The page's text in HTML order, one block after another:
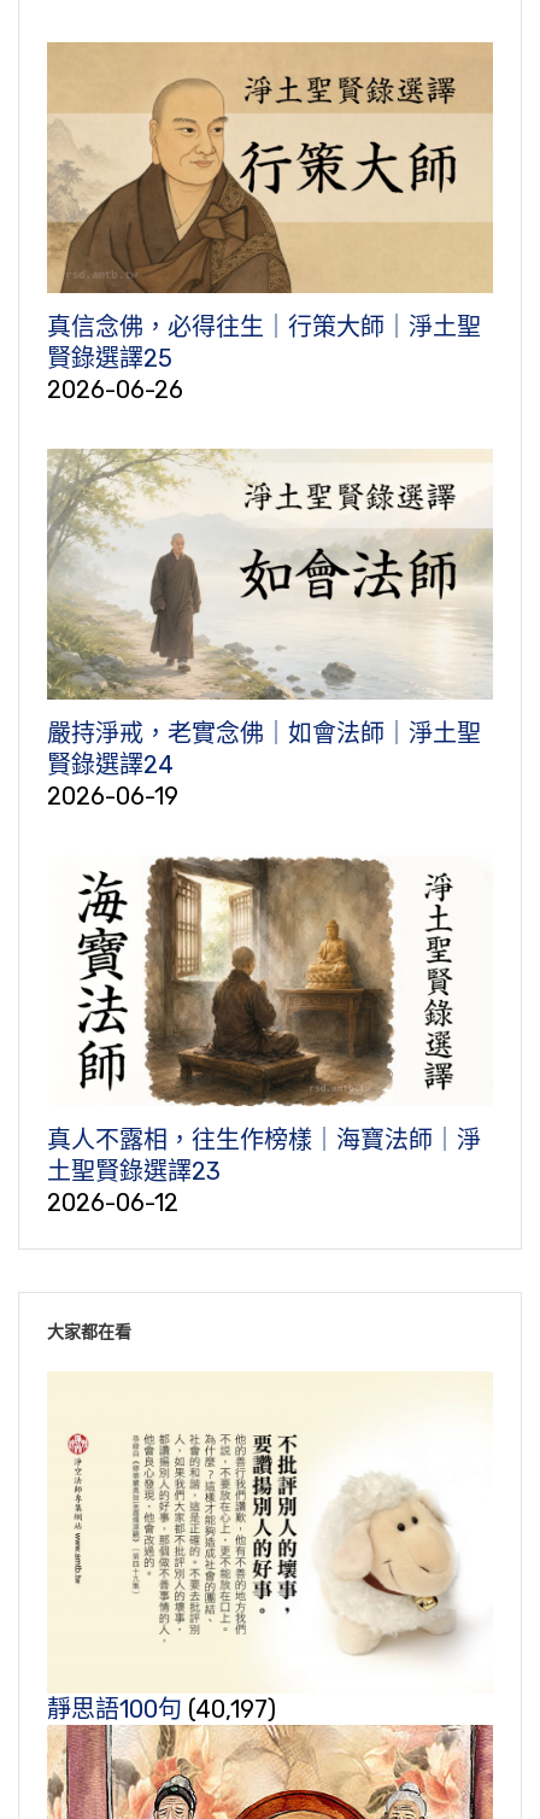
真信念佛，必得往生｜行策大師｜淨土聖
賢錄選譯25
2026-06-26
嚴持淨戒，老實念佛｜如會法師｜淨土聖
賢錄選譯24
2026-06-19
真人不露相，往生作榜樣｜海寶法師｜淨
土聖賢錄選譯23
2026-06-12
大家都在看
靜思語100句 (40,197)